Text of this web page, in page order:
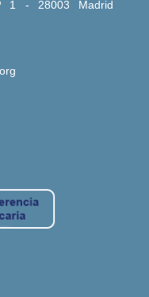
1 - 28003 Madrid